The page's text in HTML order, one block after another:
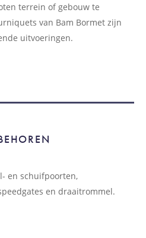
terrein of gebouw te
van Bam Bormet zijn
uitvoeringen.
en schuifpoorten,
en draaitrommel.